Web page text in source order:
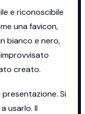
e riconoscibile
una favicon,
bianco e nero,
creato.
Si
usarlo. Il